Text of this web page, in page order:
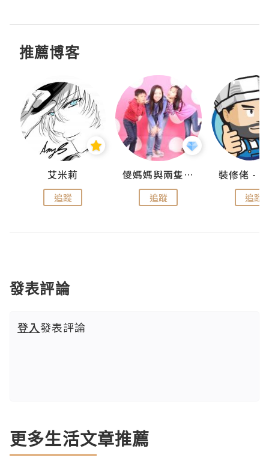
推薦博客
艾米莉
追蹤
儍媽媽與兩隻小魔怪之家
追蹤 追蹤
發表評論
登入發表評論
更多生活文章推薦